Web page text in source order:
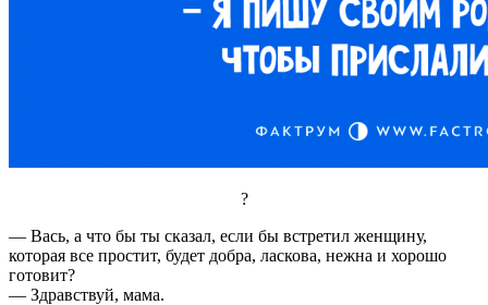
?
— Вась, а что бы ты сказал, если бы встретил женщину,
которая все простит, будет добра, ласкова, нежна и хорошо
готовит?
— Здравствуй, мама.